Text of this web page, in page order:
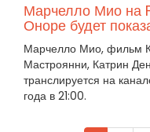
Марчелло Мио на
Оноре будет
Марчелло Мио, фильм
Мастроянни, Катрин
транслируется на
года в 21:00.